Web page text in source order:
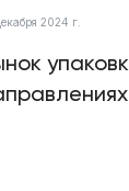
2024 г.